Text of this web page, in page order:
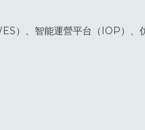
）、智能運營平台（IOP）、